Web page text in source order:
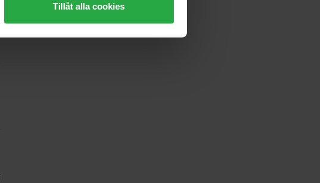
Tillåt alla cookies